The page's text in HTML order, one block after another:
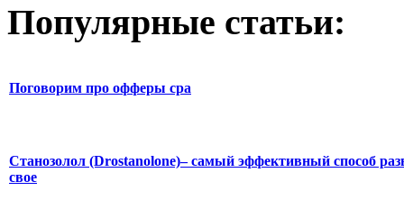
Популярные статьи:
Поговорим про офферы cpa
Станозолол (Drostanolone)– самый эффективный способ
свое